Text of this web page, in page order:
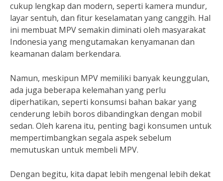
cukup lengkap dan modern, seperti kamera mundur,
layar sentuh, dan fitur keselamatan yang canggih. Hal
ini membuat MPV semakin diminati oleh masyarakat
Indonesia yang mengutamakan kenyamanan dan
keamanan dalam berkendara.
Namun, meskipun MPV memiliki banyak keunggulan,
ada juga beberapa kelemahan yang perlu
diperhatikan, seperti konsumsi bahan bakar yang
cenderung lebih boros dibandingkan dengan mobil
sedan. Oleh karena itu, penting bagi konsumen untuk
mempertimbangkan segala aspek sebelum
memutuskan untuk membeli MPV.
Dengan begitu, kita dapat lebih mengenal lebih dekat